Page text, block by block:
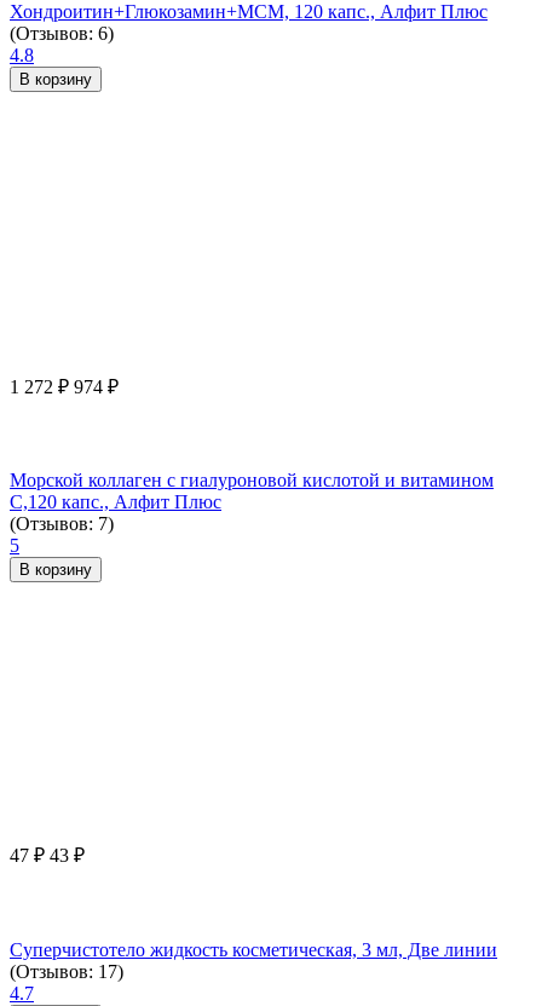
Хондроитин+Глюкозамин+МСМ, 120 капс., Алфит Плюс
(Отзывов: 6)
4.8
В корзину
1 272 ₽ 974 ₽
Морской коллаген с гиалуроновой кислотой и витамином
С,120 капс., Алфит Плюс
(Отзывов: 7)
5
В корзину
47 ₽ 43 ₽
Суперчистотело жидкость косметическая, 3 мл, Две линии
(Отзывов: 17)
4.7